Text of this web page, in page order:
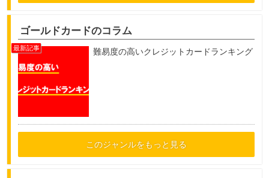
ゴールドカードのコラム
難易度の高いクレジットカードランキング
このジャンルをもっと見る